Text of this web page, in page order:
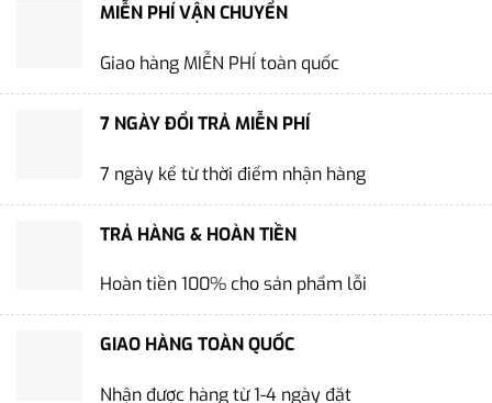
MIỄN PHÍ VẬN CHUYỂN
Giao hàng MIỄN PHÍ toàn quốc
7 NGÀY ĐỔI TRẢ MIỄN PHÍ
7 ngày kể từ thời điểm nhận hàng
TRẢ HÀNG & HOÀN TIỀN
Hoàn tiền 100% cho sản phẩm lỗi
GIAO HÀNG TOÀN QUỐC
Nhận được hàng từ 1-4 ngày đặt